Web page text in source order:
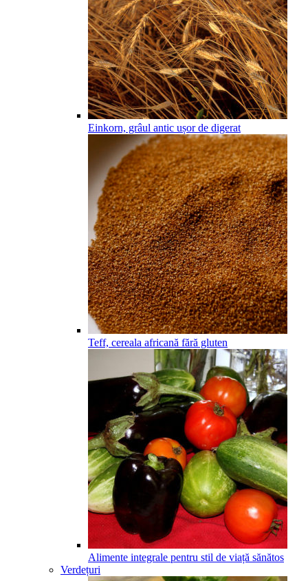
Einkorn, grâul antic ușor de digerat
Teff, cereala africană fără gluten
Alimente integrale pentru stil de viață sănătos
Verdețuri